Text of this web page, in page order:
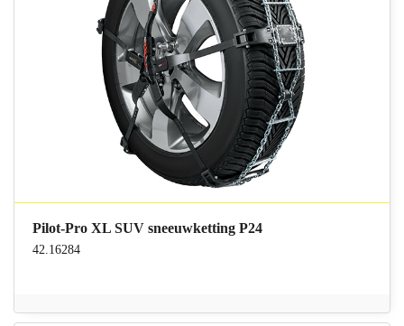
Pilot-Pro XL SUV sneeuwketting P24
42.16284